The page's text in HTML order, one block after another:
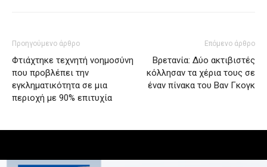
Προηγούμενο άρθρο
Φτιάχτηκε τεχνητή νοημοσύνη
που προβλέπει την
εγκληματικότητα σε μια
περιοχή με 90% επιτυχία
Επόμενο άρθρο
Βρετανία: Δύο ακτιβιστές
κόλλησαν τα χέρια τους σε
έναν πίνακα του Βαν Γκογκ